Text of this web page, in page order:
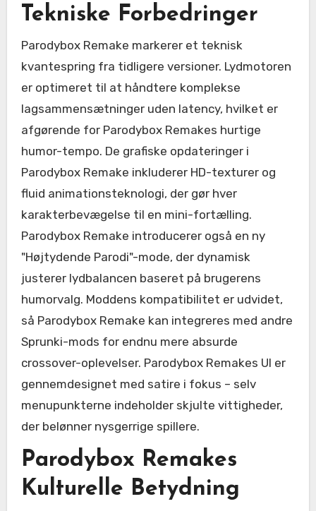
Tekniske Forbedringer
Parodybox Remake markerer et teknisk
kvantespring fra tidligere versioner. Lydmotoren
er optimeret til at håndtere komplekse
lagsammensætninger uden latency, hvilket er
afgørende for Parodybox Remakes hurtige
humor-tempo. De grafiske opdateringer i
Parodybox Remake inkluderer HD-texturer og
fluid animationsteknologi, der gør hver
karakterbevægelse til en mini-fortælling.
Parodybox Remake introducerer også en ny
"Højtydende Parodi"-mode, der dynamisk
justerer lydbalancen baseret på brugerens
humorvalg. Moddens kompatibilitet er udvidet,
så Parodybox Remake kan integreres med andre
Sprunki-mods for endnu mere absurde
crossover-oplevelser. Parodybox Remakes UI er
gennemdesignet med satire i fokus – selv
menupunkterne indeholder skjulte vittigheder,
der belønner nysgerrige spillere.
Parodybox Remakes
Kulturelle Betydning